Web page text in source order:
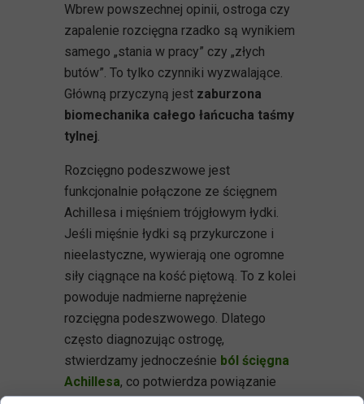
Wbrew powszechnej opinii, ostroga czy
zapalenie rozcięgna rzadko są wynikiem
samego „stania w pracy” czy „złych
butów”. To tylko czynniki wyzwalające.
Główną przyczyną jest zaburzona
biomechanika całego łańcucha taśmy
tylnej.
Rozcięgno podeszwowe jest
funkcjonalnie połączone ze ścięgnem
Achillesa i mięśniem trójgłowym łydki.
Jeśli mięśnie łydki są przykurczone i
nieelastyczne, wywierają one ogromne
siły ciągnące na kość piętową. To z kolei
powoduje nadmierne naprężenie
rozcięgna podeszwowego. Dlatego
często diagnozując ostrogę,
stwierdzamy jednocześnie ból ścięgna
Achillesa, co potwierdza powiązanie